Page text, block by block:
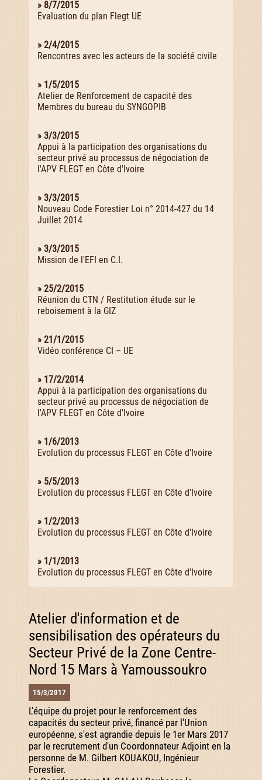
» 8/7/2015
Evaluation du plan Flegt UE
» 2/4/2015
Rencontres avec les acteurs de la société civile
» 1/5/2015
Atelier de Renforcement de capacité des
Membres du bureau du SYNGOPIB
» 3/3/2015
Appui à la participation des organisations du
secteur privé au processus de négociation de
l'APV FLEGT en Côte d'Ivoire
» 3/3/2015
Nouveau Code Forestier Loi n° 2014-427 du 14
Juillet 2014
» 3/3/2015
Mission de l'EFI en C.I.
» 25/2/2015
Réunion du CTN / Restitution étude sur le
reboisement à la GIZ
» 21/1/2015
Vidéo conférence CI – UE
» 17/2/2014
Appui à la participation des organisations du
secteur privé au processus de négociation de
l'APV FLEGT en Côte d'Ivoire
» 1/6/2013
Evolution du processus FLEGT en Côte d'Ivoire
» 5/5/2013
Evolution du processus FLEGT en Côte d'Ivoire
» 1/2/2013
Evolution du processus FLEGT en Côte d'Ivoire
» 1/1/2013
Evolution du processus FLEGT en Côte d'Ivoire
Atelier d'information et de
sensibilisation des opérateurs du
Secteur Privé de la Zone Centre-
Nord 15 Mars à Yamoussoukro
15/3/2017
L'équipe du projet pour le renforcement des
capacités du secteur privé, financé par l'Union
européenne, s'est agrandie depuis le 1er Mars 2017
par le recrutement d'un Coordonnateur Adjoint en la
personne de M. Gilbert KOUAKOU, Ingénieur
Forestier.